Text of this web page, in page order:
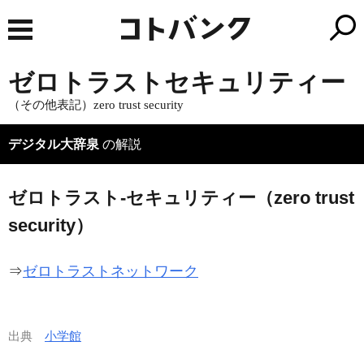
ゼロトラストセキュリティー
（その他表記）zero trust security
デジタル大辞泉 の解説
ゼロトラスト‐セキュリティー（zero trust
security）
⇒ゼロトラストネットワーク
出典 小学館